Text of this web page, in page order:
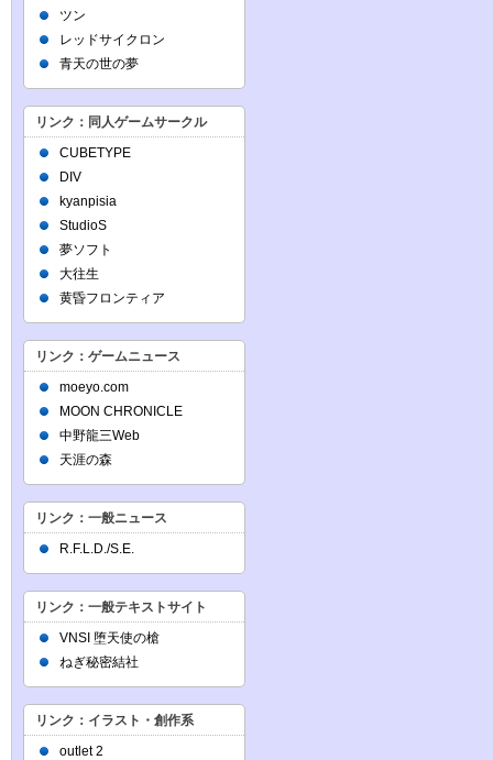
ツン
レッドサイクロン
青天の世の夢
リンク：同人ゲームサークル
CUBETYPE
DIV
kyanpisia
StudioS
夢ソフト
大往生
黄昏フロンティア
リンク：ゲームニュース
moeyo.com
MOON CHRONICLE
中野龍三Web
天涯の森
リンク：一般ニュース
R.F.L.D./S.E.
リンク：一般テキストサイト
VNSI 堕天使の槍
ねぎ秘密結社
リンク：イラスト・創作系
outlet 2